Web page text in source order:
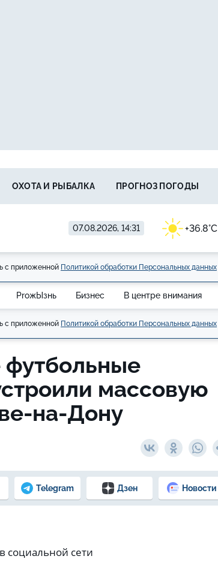
07.08.2026, 14:31 +36.8°C
ОХОТА И РЫБАЛКА ПРОГНОЗ ПОГОДЫ
с приложенной Политикой обработки Персональных данных
ProжЫзнь Бизнес В центре внимания
с приложенной Политикой обработки Персональных данных
футбольные
массовую
на-Дону
Telegram Дзен Новости
социальной сети